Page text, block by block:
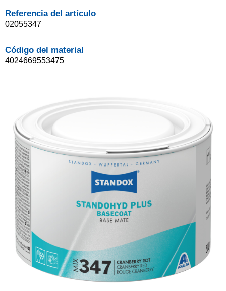
Referencia del artículo
02055347
Código del material
4024669553475